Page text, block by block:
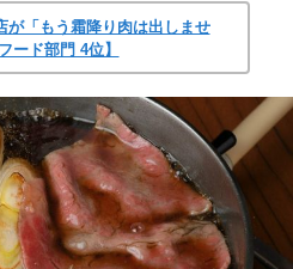
が「もう霜降り肉は出しませ
ド部門 4位】